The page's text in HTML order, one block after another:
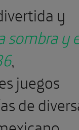
y
sombra y
,
juegos
de